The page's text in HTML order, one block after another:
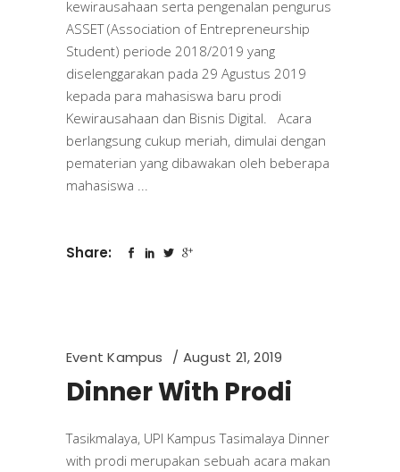
kewirausahaan serta pengenalan pengurus
ASSET (Association of Entrepreneurship
Student) periode 2018/2019 yang
diselenggarakan pada 29 Agustus 2019
kepada para mahasiswa baru prodi
Kewirausahaan dan Bisnis Digital. Acara
berlangsung cukup meriah, dimulai dengan
pematerian yang dibawakan oleh beberapa
mahasiswa
Share:
Event Kampus August 21, 2019
Dinner With Prodi
Tasikmalaya, UPI Kampus Tasimalaya Dinner
with prodi merupakan sebuah acara makan